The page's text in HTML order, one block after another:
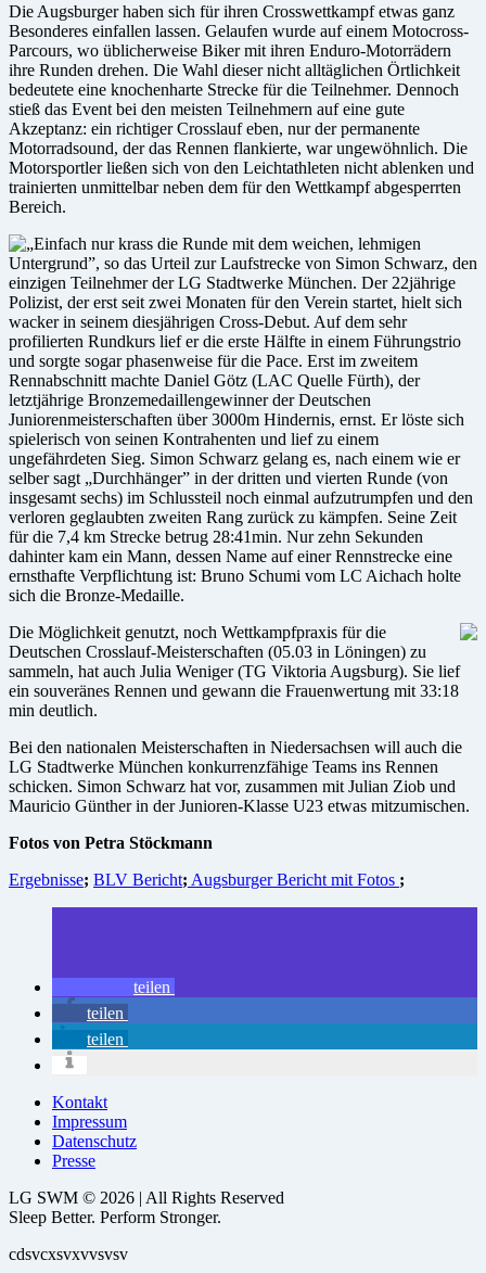
Die Augsburger haben sich für ihren Crosswettkampf etwas ganz
Besonderes einfallen lassen. Gelaufen wurde auf einem Motocross-
Parcours, wo üblicherweise Biker mit ihren Enduro-Motorrädern
ihre Runden drehen. Die Wahl dieser nicht alltäglichen Örtlichkeit
bedeutete eine knochenharte Strecke für die Teilnehmer. Dennoch
stieß das Event bei den meisten Teilnehmern auf eine gute
Akzeptanz: ein richtiger Crosslauf eben, nur der permanente
Motorradsound, der das Rennen flankierte, war ungewöhnlich. Die
Motorsportler ließen sich von den Leichtathleten nicht ablenken und
trainierten unmittelbar neben dem für den Wettkampf abgesperrten
Bereich.
„Einfach nur krass die Runde mit dem weichen, lehmigen
Untergrund”, so das Urteil zur Laufstrecke von Simon Schwarz, den
einzigen Teilnehmer der LG Stadtwerke München. Der 22jährige
Polizist, der erst seit zwei Monaten für den Verein startet, hielt sich
wacker in seinem diesjährigen Cross-Debut. Auf dem sehr
profilierten Rundkurs lief er die erste Hälfte in einem Führungstrio
und sorgte sogar phasenweise für die Pace. Erst im zweitem
Rennabschnitt machte Daniel Götz (LAC Quelle Fürth), der
letztjährige Bronzemedaillengewinner der Deutschen
Juniorenmeisterschaften über 3000m Hindernis, ernst. Er löste sich
spielerisch von seinen Kontrahenten und lief zu einem
ungefährdeten Sieg. Simon Schwarz gelang es, nach einem wie er
selber sagt „Durchhänger” in der dritten und vierten Runde (von
insgesamt sechs) im Schlussteil noch einmal aufzutrumpfen und den
verloren geglaubten zweiten Rang zurück zu kämpfen. Seine Zeit
für die 7,4 km Strecke betrug 28:41min. Nur zehn Sekunden
dahinter kam ein Mann, dessen Name auf einer Rennstrecke eine
ernsthafte Verpflichtung ist: Bruno Schumi vom LC Aichach holte
sich die Bronze-Medaille.
Die Möglichkeit genutzt, noch Wettkampfpraxis für die
Deutschen Crosslauf-Meisterschaften (05.03 in Löningen) zu
sammeln, hat auch Julia Weniger (TG Viktoria Augsburg). Sie lief
ein souveränes Rennen und gewann die Frauenwertung mit 33:18
min deutlich.
Bei den nationalen Meisterschaften in Niedersachsen will auch die
LG Stadtwerke München konkurrenzfähige Teams ins Rennen
schicken. Simon Schwarz hat vor, zusammen mit Julian Ziob und
Mauricio Günther in der Junioren-Klasse U23 etwas mitzumischen.
Fotos von Petra Stöckmann
Ergebnisse; BLV Bericht; Augsburger Bericht mit Fotos ;
teilen
teilen
teilen
Kontakt
Impressum
Datenschutz
Presse
LG SWM © 2026 | All Rights Reserved
Sleep Better. Perform Stronger.
cdsvcxsvxvvsvsv